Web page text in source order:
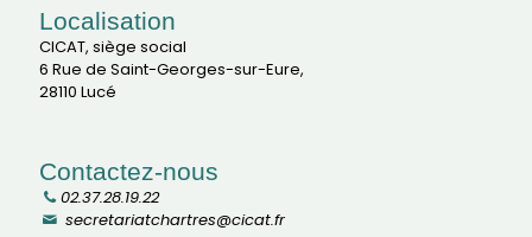
Localisation
CICAT, siège social
6 Rue de Saint-Georges-sur-Eure,
28110 Lucé
Contactez-nous
02.37.28.19.22
secretariatchartres@cicat.fr